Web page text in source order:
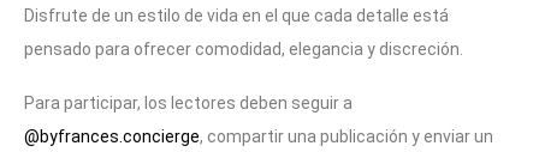
Disfrute de un estilo de vida en el que cada detalle está
pensado para ofrecer comodidad, elegancia y discreción.
Para participar, los lectores deben seguir a
@byfrances.concierge, compartir una publicación y enviar un